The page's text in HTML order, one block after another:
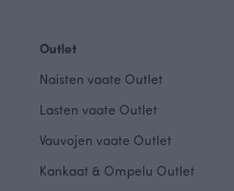
Outlet
Naisten vaate Outlet
Lasten vaate Outlet
Vauvojen vaate Outlet
Kankaat & Ompelu Outlet